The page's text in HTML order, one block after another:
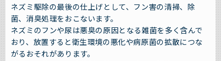
ネズミ駆除の最後の仕上げとして、フン害の清掃、除
菌、消臭処理をおこないます。
ネズミのフンや尿は悪臭の原因となる雑菌を多く含んで
おり、放置すると衛生環境の悪化や病原菌の拡散につな
がるおそれがあります。